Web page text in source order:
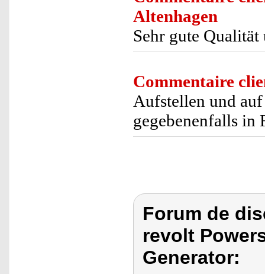
Altenhagen
Sehr gute
Commentaire
Aufstellen und auf
gegebenenfalls in
Forum de
revolt
Generator: